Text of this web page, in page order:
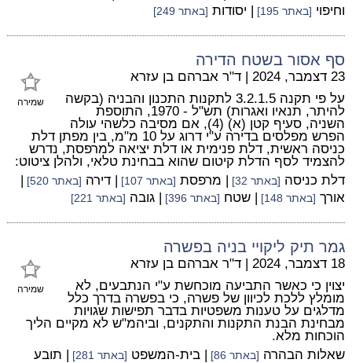
וחיפוי [באתר 195] | יסודות [באתר 249]
סף אסור בשטח הדירה
שמירה
23 דצמבר, 2024 | ד"ר אברהם בן עזרא
על פי תקנה 3.2.1.5 לתקנות התכנון והבניה (בקשה
להיתר, תנאיו ואגרות) תש"ל - 1970, התוספת
השניה, סעיף קטן (א) (4), אם מסיבה כלשהי עולה
הפרש מפלסים בדירה ע"י דרוג על 10 מ"מ, בין מפתן דלת
כניסה ראשית, דלת פנימית או דלת יציאה למרפסת, נדרש
להצמיד לסף הדלת קיטום שהוא בבחינת טלאי, ולהלן ציטוט:
דלת כניסה [באתר 32] | מרפסת [באתר 107] | דירה [באתר 520]
|
אורך [באתר 148] | שטח [באתר 396] | גובה [באתר 221]
גמר תיק ליקויי בניה בפשרה
שמירה
18 דצמבר, 2024 | ד"ר אברהם בן עזרא
יצוין כי כאשר התביעה מוכחשת ע"י הנתבעים, לא
מומלץ ללכת לכיוון של פשרה, כי בפשרה בדרך כלל
מדלגים על טענות משפטיות בדבר תפישות שגויות
מבחינת הבנת התקנות והתקנים, וביהמ"ש לא מקיים הליך
הוכחות מלא.
שאלות הבהרה [באתר 86] | בית-המשפט [באתר 281] | תובע